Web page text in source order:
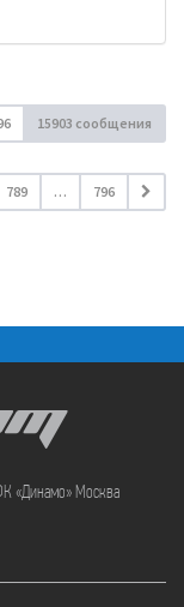
15903 сообщения
789 … 796
«Динамо» Москва